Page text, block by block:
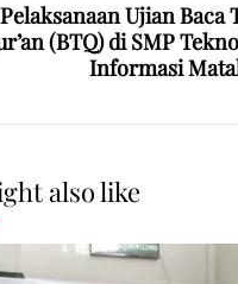
Pelaksanaan Ujian Baca
(BTQ) di SMP
Informasi
also like